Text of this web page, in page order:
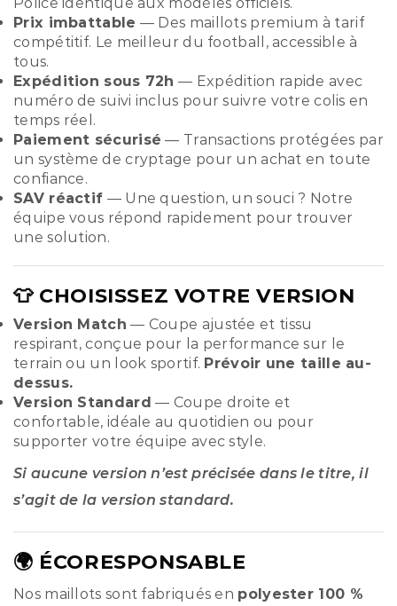
Prix imbattable — Des maillots premium à tarif
compétitif. Le meilleur du football, accessible à
tous.
Expédition sous 72h — Expédition rapide avec
numéro de suivi inclus pour suivre votre colis en
temps réel.
Paiement sécurisé — Transactions protégées par
un système de cryptage pour un achat en toute
confiance.
SAV réactif — Une question, un souci ? Notre
équipe vous répond rapidement pour trouver
une solution.
👕 CHOISISSEZ VOTRE VERSION
Version Match — Coupe ajustée et tissu
respirant, conçue pour la performance sur le
terrain ou un look sportif. Prévoir une taille au-
dessus.
Version Standard — Coupe droite et
confortable, idéale au quotidien ou pour
supporter votre équipe avec style.
Si aucune version n’est précisée dans le titre, il
s’agit de la version standard.
🌍 ÉCORESPONSABLE
Nos maillots sont fabriqués en polyester 100 %